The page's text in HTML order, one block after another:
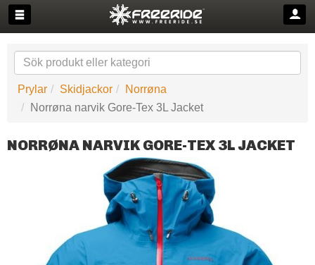
Prylar Skidjackor
Norrøna
Norrøna narvik Gore-Tex 3L Jacket
NORRØNA NARVIK GORE-TEX 3L JACKET